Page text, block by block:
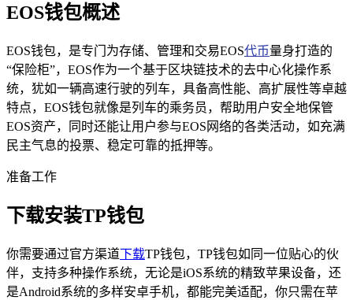
EOS钱包概述
EOS钱包，是专门为存储、管理和交易EOS代币量身打造的
“保险柜”，EOS作为一个基于区块链技术的去中心化操作系
统，犹如一辆高速行驶的列车，具备高性能、高扩展性等卓越
特点，EOS钱包就像是列车的乘务员，帮助用户安全地保管
EOS资产，同时还能让用户参与EOS网络的各类活动，如充满
民主气息的投票、稳定可靠的抵押等。
准备工作
下载安装TP钱包
你需要通过官方渠道下载TP钱包，TP钱包如同一位贴心的伙
伴，支持多种操作系统，无论是iOS系统的精致苹果设备，还
是Android系统的多样安卓手机，都能完美适配，你只需在苹